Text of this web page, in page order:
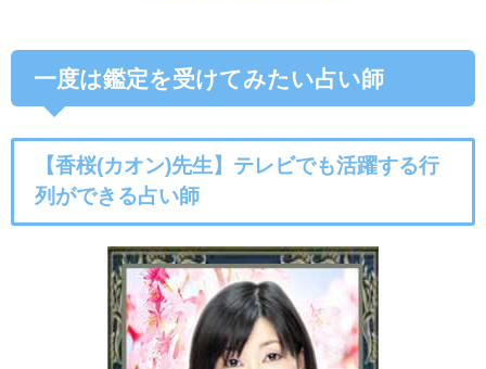
一度は鑑定を受けてみたい占い師
【香桜(カオン)先生】テレビでも活躍する行
列ができる占い師